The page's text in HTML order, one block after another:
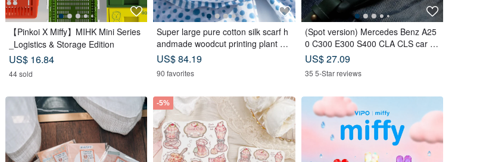
【Pinkoi X Miffy】MIHK Mini Series
_Logistics & Storage Edition
US$ 16.84
44 sold
Super large pure cotton silk scarf h
andmade woodcut printing plant dy
ed scarf wood dyed cotton silk scarf
-blue Mediterranean style
US$ 84.19
90 favorites
(Spot version) Mercedes Benz A25
0 C300 E300 S400 CLA CLS car ke
y leather case
US$ 27.09
35 5-Star reviews
-5%